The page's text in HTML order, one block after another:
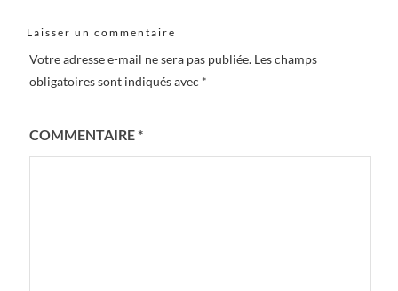
Laisser un commentaire
Votre adresse e-mail ne sera pas publiée. Les champs
obligatoires sont indiqués avec *
COMMENTAIRE*